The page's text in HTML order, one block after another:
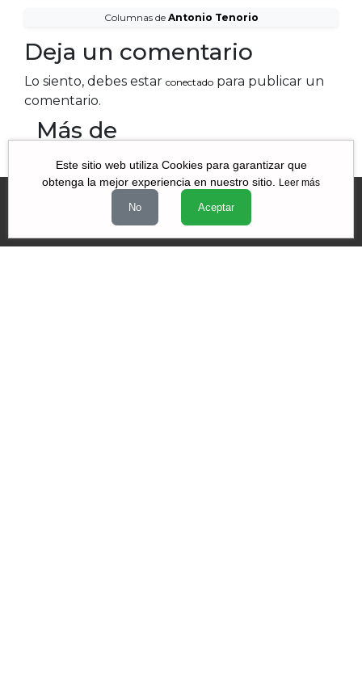
Columnas de Antonio Tenorio
Deja un comentario
Lo siento, debes estar conectado para publicar un
comentario.
Más de
Este sitio web utiliza Cookies para garantizar que
obtenga la mejor experiencia en nuestro sitio.
Leer más
No Aceptar